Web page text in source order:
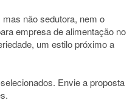
não sedutora, nem o
empresa de alimentação no
um estilo próximo a
Envie a proposta